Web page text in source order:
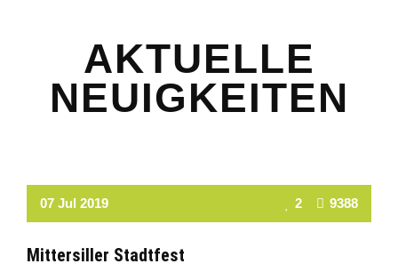
AKTUELLE
NEUIGKEITEN
Read More
07 Jul 2019 2 9388
Mittersiller Stadtfest